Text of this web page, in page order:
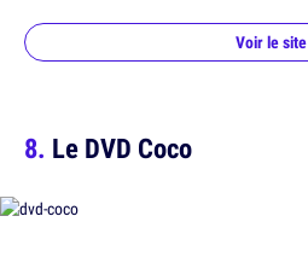
Voir le site
Le DVD Coco